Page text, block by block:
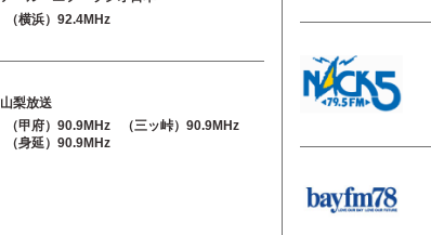
（横浜）92.4MHz
山梨放送
（甲府）90.9MHz
（三ッ峠）90.9MHz
（身延）90.9MHz